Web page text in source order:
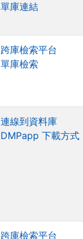
單庫連結
跨庫檢索平台
單庫檢索
連線到資料庫
DMPapp 下載方式
跨庫檢索平台